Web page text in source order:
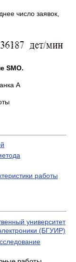
число заявок,
SMO.
А
работы
университет
(БГУИР)